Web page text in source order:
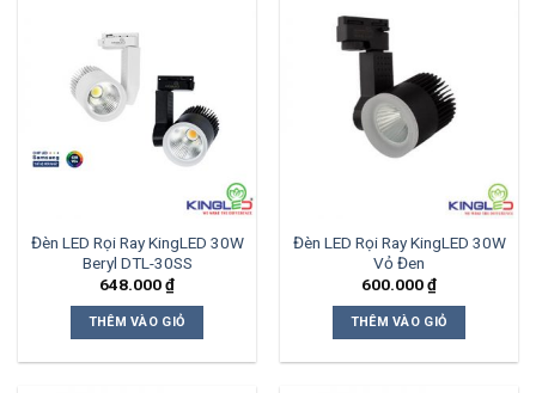
Đèn LED Rọi Ray KingLED 30W
Beryl DTL-30SS
648.000₫
THÊM VÀO GIỎ
Đèn LED Rọi Ray KingLED 30W
Vỏ Đen
600.000₫
THÊM VÀO GIỎ